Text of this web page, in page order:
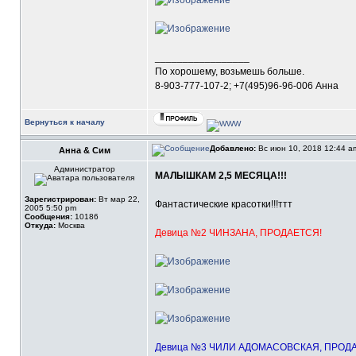
По хорошему, возьмешь больше.
8-903-777-107-2; +7(495)96-96-006 Анна
Вернуться к началу
Анна & Сим Добавлено: Вс июн 10, 2018 12:44
Администратор
Зарегистрирован: Вт мар 22,
2005 5:50 pm
Сообщения: 10186
Откуда: Москва
МАЛЫШКАМ 2,5 МЕСЯЦА!!!
Фантастические красотки!!!ттт
Девица №2 ЧИНЗАНА, ПРОДАЕТСЯ!
Девица №3 ЧИЛИ АДОМАСОВСКАЯ,